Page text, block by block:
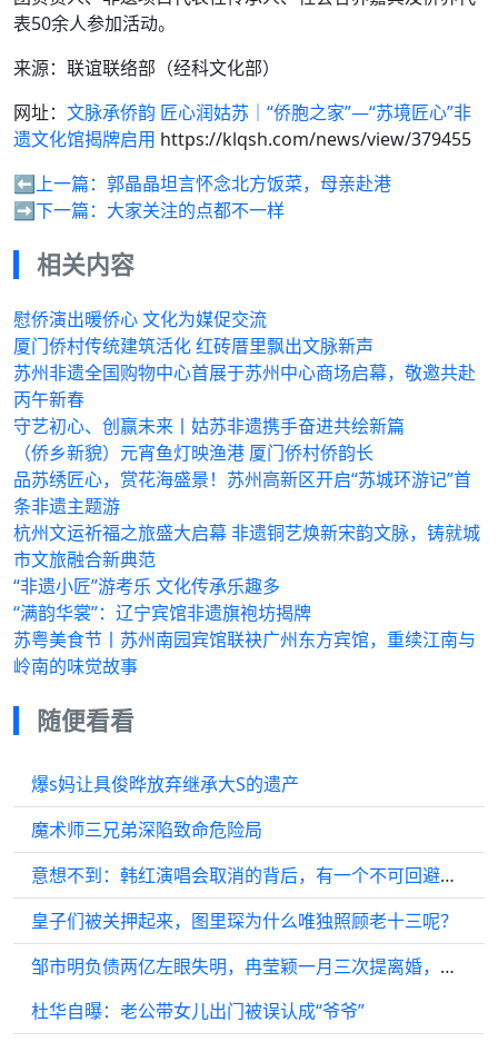
表50余人参加活动。
来源：联谊联络部（经科文化部）
网址： 文脉承侨韵 匠心润姑苏｜“侨胞之家”—“苏境匠心”非
遗文化馆揭牌启用 https://klqsh.com/news/view/379455
⬅️上一篇： 郭晶晶坦言怀念北方饭菜，母亲赴港
➡️下一篇： 大家关注的点都不一样
相关内容
慰侨演出暖侨心 文化为媒促交流
厦门侨村传统建筑活化 红砖厝里飘出文脉新声
苏州非遗全国购物中心首展于苏州中心商场启幕，敬邀共赴
丙午新春
守艺初心、创赢未来丨姑苏非遗携手奋进共绘新篇
（侨乡新貌）元宵鱼灯映渔港 厦门侨村侨韵长
品苏绣匠心，赏花海盛景！苏州高新区开启“苏城环游记”首
条非遗主题游
杭州文运祈福之旅盛大启幕 非遗铜艺焕新宋韵文脉，铸就城
市文旅融合新典范
“非遗小匠”游考乐 文化传承乐趣多
“满韵华裳”：辽宁宾馆非遗旗袍坊揭牌
苏粤美食节丨苏州南园宾馆联袂广州东方宾馆，重续江南与
岭南的味觉故事
随便看看
爆s妈让具俊晔放弃继承大S的遗产
魔术师三兄弟深陷致命危险局
意想不到：韩红演唱会取消的背后，有一个不可回避的真实原因
皇子们被关押起来，图里琛为什么唯独照顾老十三呢？
邹市明负债两亿左眼失明，冉莹颖一月三次提离婚，只能同享福不能共苦
杜华自曝：老公带女儿出门被误认成“爷爷”